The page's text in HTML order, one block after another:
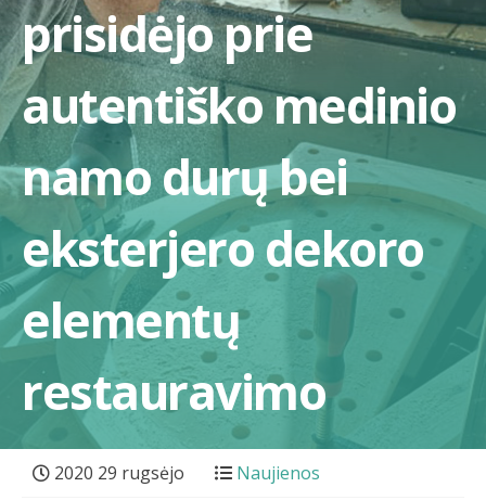
prisidėjo prie
autentiško medinio
namo durų bei
eksterjero dekoro
elementų
restauravimo
2020 29 rugsėjo Naujienos